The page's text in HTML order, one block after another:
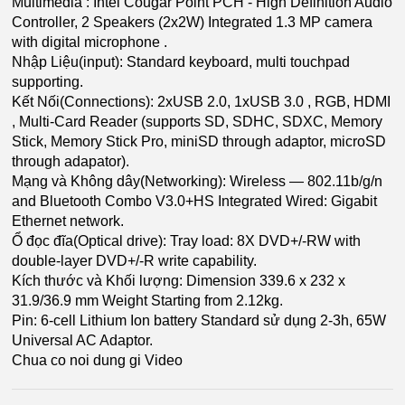
Controller, 2 Speakers (2x2W) Integrated 1.3 MP camera
with digital microphone .
Nhập Liệu(input): Standard keyboard, multi touchpad
supporting.
Kết Nối(Connections): 2xUSB 2.0, 1xUSB 3.0 , RGB, HDMI
, Multi-Card Reader (supports SD, SDHC, SDXC, Memory
Stick, Memory Stick Pro, miniSD through adaptor, microSD
through adapator).
Mạng và Không dây(Networking): Wireless — 802.11b/g/n
and Bluetooth Combo V3.0+HS Integrated Wired: Gigabit
Ethernet network.
Ổ đọc đĩa(Optical drive): Tray load: 8X DVD+/-RW with
double-layer DVD+/-R write capability.
Kích thước và Khối lượng: Dimension 339.6 x 232 x
31.9/36.9 mm Weight Starting from 2.12kg.
Pin: 6-cell Lithium Ion battery Standard sử dụng 2-3h, 65W
Universal AC Adaptor.
Chua co noi dung gi Video